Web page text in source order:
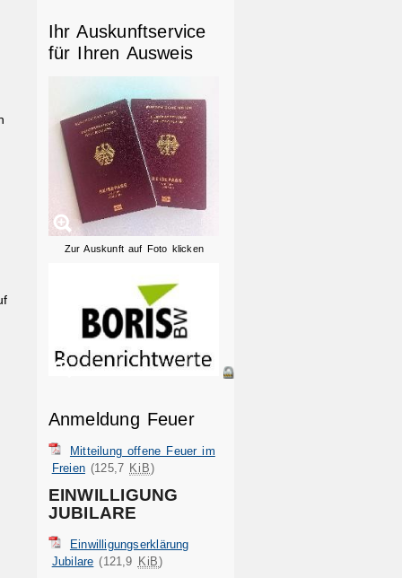
Ihr Auskunftservice
für Ihren Ausweis
Zur Auskunft auf Foto klicken
Anmeldung Feuer
Mitteilung offene Feuer im
Freien (125,7 KiB)
EINWILLIGUNG
JUBILARE
Einwilligungserklärung
Jubilare (121,9 KiB)